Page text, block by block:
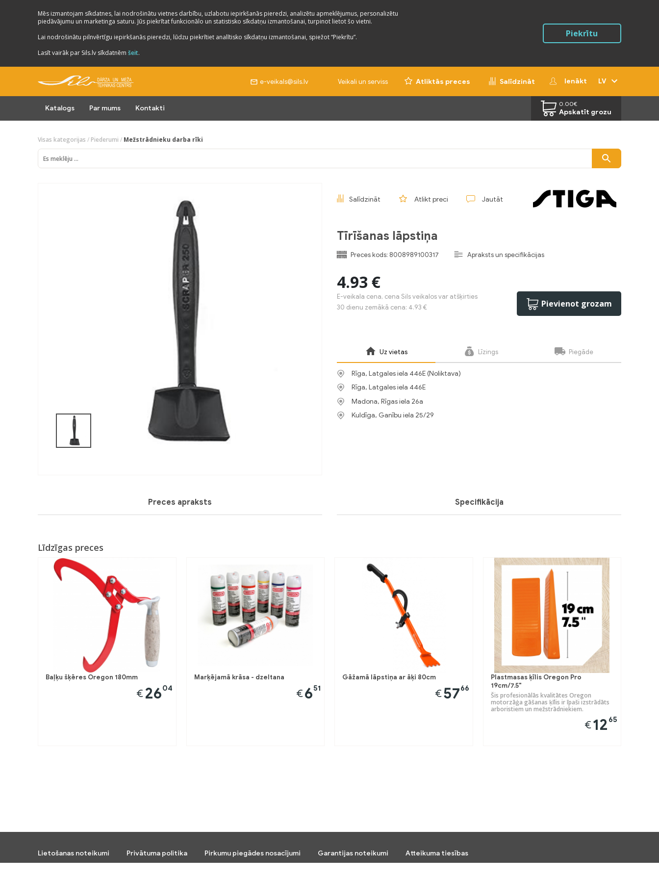
Mēs izmantojam sīkdatnes, lai nodrošinātu vietnes darbību, uzlabotu iepirkšanās pieredzi, analizētu apmeklējumus, personalizētu
piedāvājumu un marketinga saturu. Jūs piekrītat funkcionālo un statistisko sīkdatņu izmantošanai, turpinot lietot šo vietni.
Lai nodrošinātu pilnvērtīgu iepirkšanās pieredzi, lūdzu piekrītiet analītisko sīkdatņu izmantošanai, spiežot “Piekrītu”.
Lasīt vairāk par Sils.lv sīkdatnēm šeit.
Piekrītu
e-veikals@sils.lv Veikali un serviss Atliktās preces Salīdzināt Ienākt LV
Katalogs Par mums Kontakti
0.00€
Apskatīt grozu
Visas kategorijas / Piederumi / Mežstrādnieku darba rīki
Salīdzināt Atlikt preci Jautāt
Tīrīšanas lāpstiņa
Preces kods: 8008989100317 Apraksts un specifikācijas
4.93 €
E-veikala cena, cena Sils veikalos var atšķirties
30 dienu zemākā cena: 4.93 €
Pievienot grozam
Uz vietas Līzings Piegāde
Rīga, Latgales iela 446E (Noliktava)
Rīga, Latgales iela 446E
Madona, Rīgas iela 26a
Kuldīga, Ganību iela 25/29
Preces apraksts Specifikācija
Līdzīgas preces
Baļķu šķēres Oregon 180mm
€ 2604
Marķējamā krāsa - dzeltana
€651
Gāžamā lāpstiņa ar āķi 80cm
€5766
Plastmasas ķīlis Oregon Pro
19cm/7.5"
Šis profesionālās kvalitātes Oregon
motorzāģa gāšanas ķīlis ir īpaši izstrādāts
arboristiem un mežstrādniekiem.
€12 65
Lietošanas noteikumi Privātuma politika Pirkumu piegādes nosacījumi Garantijas noteikumi Atteikuma tiesības